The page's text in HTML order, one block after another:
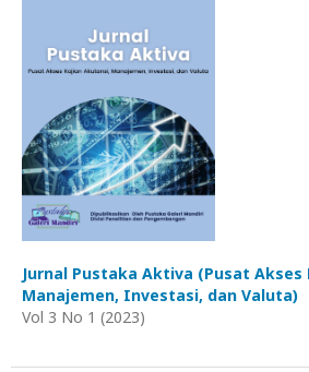
Jurnal Pustaka Aktiva (Pusat Akses
Manajemen, Investasi, dan Valuta)
Vol 3 No 1 (2023)